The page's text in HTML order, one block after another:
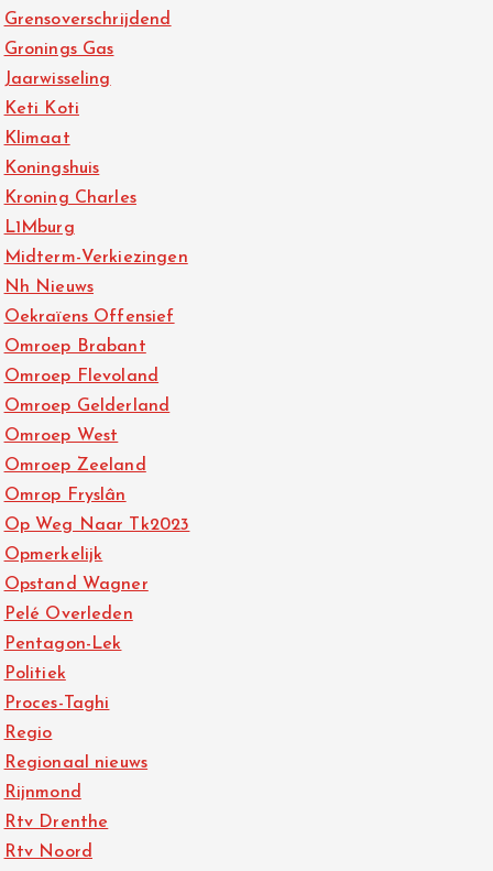
Grensoverschrijdend
Gronings Gas
Jaarwisseling
Keti Koti
Klimaat
Koningshuis
Kroning Charles
L1Mburg
Midterm-Verkiezingen
Nh Nieuws
Oekraïens Offensief
Omroep Brabant
Omroep Flevoland
Omroep Gelderland
Omroep West
Omroep Zeeland
Omrop Fryslân
Op Weg Naar Tk2023
Opmerkelijk
Opstand Wagner
Pelé Overleden
Pentagon-Lek
Politiek
Proces-Taghi
Regio
Regionaal nieuws
Rijnmond
Rtv Drenthe
Rtv Noord